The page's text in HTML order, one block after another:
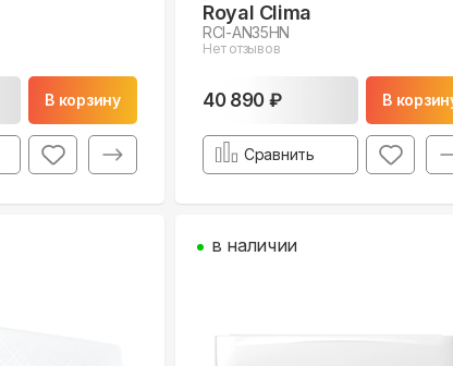
В корзину
Royal Clima
RCI-AN35HN
Нет отзывов
40 890 ₽ В
Сравнить
в наличии